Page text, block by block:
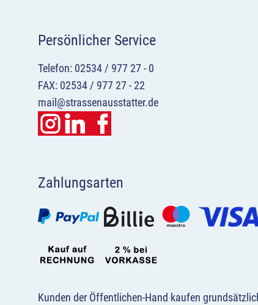
Persönlicher Service
Telefon: 02534 / 977 27 - 0
FAX: 02534 / 977 27 - 22
mail@strassenausstatter.de
Zahlungsarten
Kunden der Öffentlichen-Hand kaufen